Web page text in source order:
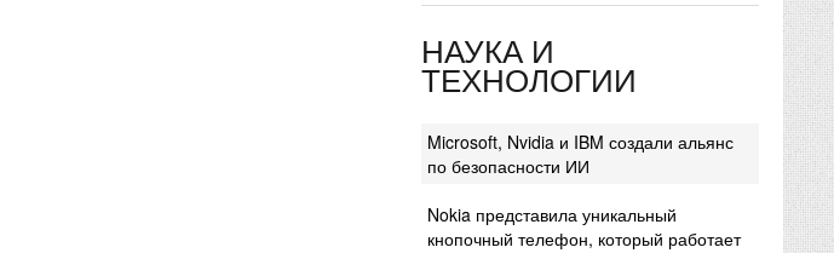
НАУКА И
ТЕХНОЛОГИИ
Microsoft, Nvidia и IBM создали альянс
по безопасности ИИ
Nokia представила уникальный
кнопочный телефон, который работает